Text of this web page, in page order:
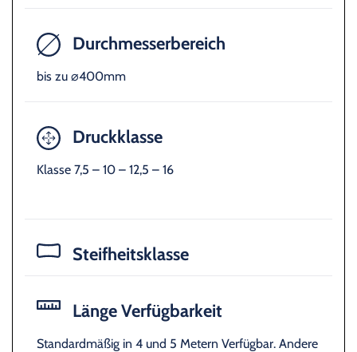
Durchmesserbereich
bis zu ⌀400mm
Druckklasse
Klasse 7,5 – 10 – 12,5 – 16
Steifheitsklasse
Länge Verfügbarkeit
Standardmäßig in 4 und 5 Metern Verfügbar. Andere